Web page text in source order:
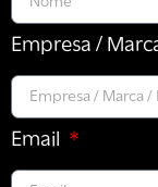
Empresa /
Email